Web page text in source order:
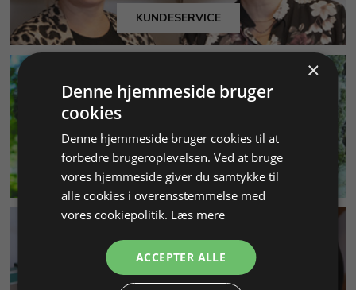
KUNDESERVICE
MILJØ & BÆREDYGTIGHED
×
Denne hjemmeside bruger
cookies
Denne hjemmeside bruger cookies til at
forbedre brugeroplevelsen. Ved at bruge
vores hjemmeside giver du samtykke til
alle cookies i overensstemmelse med
vores cookiepolitik. Læs mere
ACCEPTER ALLE